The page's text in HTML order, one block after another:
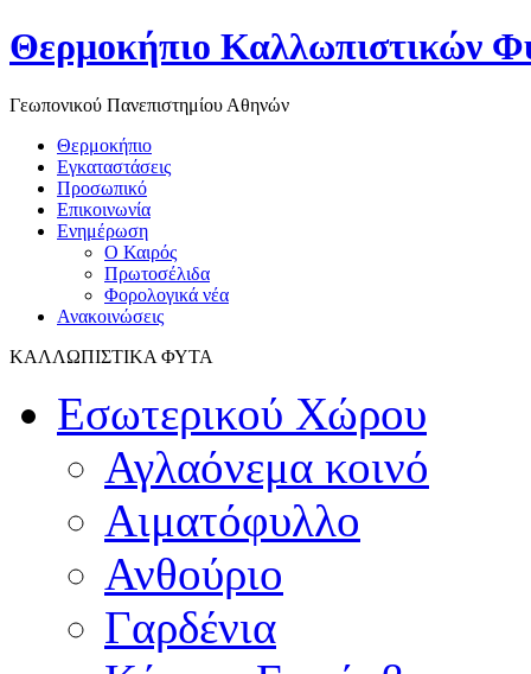
Θερμοκήπιο Καλλωπιστικών
Γεωπονικού Πανεπιστημίου Αθηνών
Θερμοκήπιο
Εγκαταστάσεις
Προσωπικό
Επικοινωνία
Ενημέρωση
Ο Καιρός
Πρωτοσέλιδα
Φορολογικά νέα
Ανακοινώσεις
ΚΑΛΛΩΠΙΣΤΙΚΑ ΦΥΤΑ
Εσωτερικού Χώρου
Αγλαόνεμα κοινό
Αιματόφυλλο
Ανθούριο
Γαρδένια